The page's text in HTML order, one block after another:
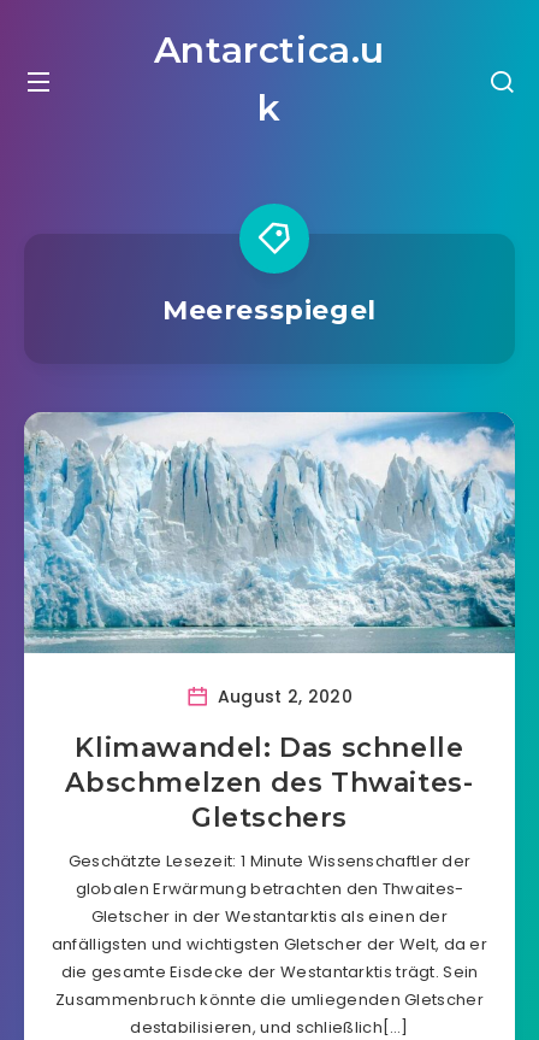
Antarctica.u
k
Meeresspiegel
August 2, 2020
Klimawandel: Das schnelle
Abschmelzen des Thwaites-
Gletschers
Geschätzte Lesezeit: 1 Minute Wissenschaftler der
globalen Erwärmung betrachten den Thwaites-
Gletscher in der Westantarktis als einen der
anfälligsten und wichtigsten Gletscher der Welt, da er
die gesamte Eisdecke der Westantarktis trägt. Sein
Zusammenbruch könnte die umliegenden Gletscher
destabilisieren, und schließlich[…]